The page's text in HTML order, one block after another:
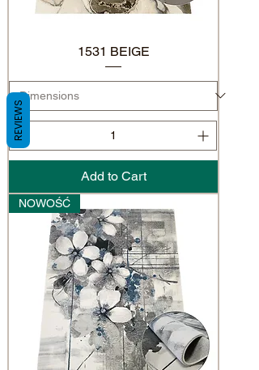
1531 BEIGE
Add to Cart
NOWOŚĆ
REVIEWS